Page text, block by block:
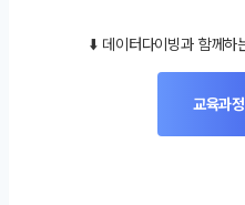
⬇️ 데이터다이빙과 함께하
교육과